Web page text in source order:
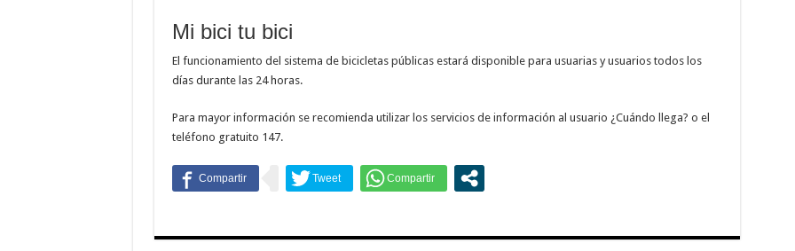
Mi bici tu bici
El funcionamiento del sistema de bicicletas públicas estará disponible para usuarias y usuarios todos los
días durante las 24 horas.
Para mayor información se recomienda utilizar los servicios de información al usuario ¿Cuándo llega? o el
teléfono gratuito 147.